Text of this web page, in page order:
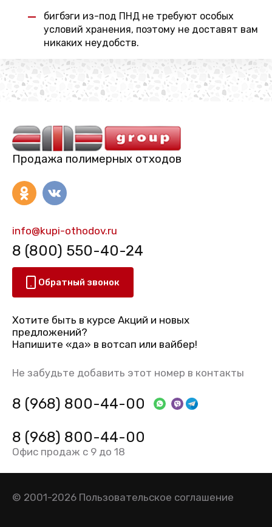
бигбэги из-под ПНД не требуют особых
условий хранения, поэтому не доставят вам
никаких неудобств.
Продажа полимерных отходов
info@kupi-othodov.ru
8 (800) 550-40-24
Обратный звонок
Хотите быть в курсе Акций и новых
предложений?
Напишите «да» в вотсап или вайбер!
Не забудьте добавить этот номер в контакты
8 (968) 800-44-00
8 (968) 800-44-00
Офис продаж с 9 до 18
© 2001-2026 Пользовательское соглашение